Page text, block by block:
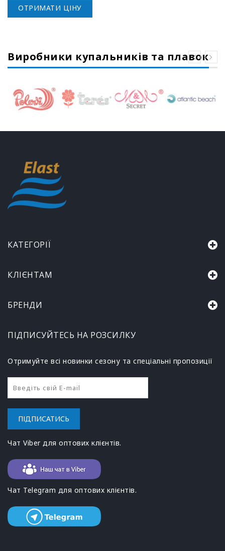
ОТРИМАТИ ЦІНУ
Виробники купальників та плавок
КАТЕГОРІЇ
КЛІЄНТАМ
БРЕНДИ
ПІДПИСУЙТЕСЬ НА РОЗСИЛКУ
Отримуйте всі новинки сезону та спеціальні пропозиції
ПІДПИСАТИСЬ
Чат Viber для оптових клієнтів.
Чат Telegram для оптових клієнтів.